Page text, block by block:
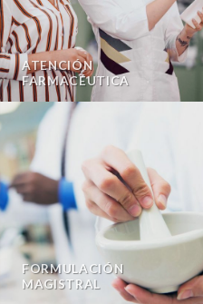
ATENCIÓN
FARMACÉUTICA
FORMULACIÓN
MAGISTRAL